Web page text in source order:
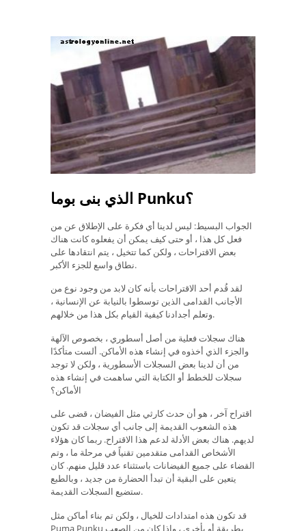
الذي بنى بوما Punku؟
الجواب البسيط: ليس لدينا أي فكرة على الإطلاق عن من
فعل كل هذا ، أو حتى كيف يمكن أن يفعلوه كانت هناك
بعض الاقتراحات ، ولكن كما تتخيل ، يتم انتقادها على
نطاق واسع للجزء الأكبر.
لقد قُدم أحد الاقتراحات بأنه كان لابد من وجود نوع من
الأجانب القدامى الذين توسطوا بالنيابة عن الإنسانية ،
وتعلم أجدادنا كيفية القيام بكل هذا من خلالهم.
هناك سجلات فعلية من أصل أسطوري ، بخصوص الآلهة
والجزء الذي أخذوه في إنشاء هذه الأماكن. ألست متأكدًا
من أن لدينا بعض السجلات الأسطورية ، ولكن لا توجد
سجلات للخطط أو الكتابة التي ساهمت في إنشاء هذه
الأماكن؟
اقتراح آخر ، هو أن حدث كارثي مثل الفيضان ، قضى على
هذه الشعوب القديمة إلى جانب أي سجلات قد تكون
لديهم. هناك بعض الأدلة لدعم هذا الاقتراح. ربما كان هؤلاء
الأشخاص القدامى متقدمين تقنياً في مرحلة ما ، وتم
القضاء على جميع الفيضانات باستثناء عدد قليل منهم. كان
يتعين على البقية أن تبدأ الحضارة من جديد ، وبالطبع
ستضيع السجلات القديمة.
قد تكون هذه امتدادات للخيال ، ولكن تم بناء أماكن مثل
Puma Punku بطريقة أو بأخرى ، وإذا كان من الصعب